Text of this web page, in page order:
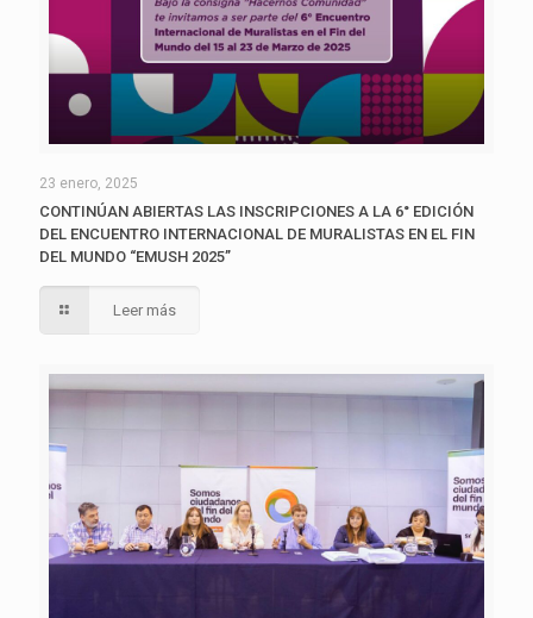
23 enero, 2025
CONTINÚAN ABIERTAS LAS INSCRIPCIONES A LA 6° EDICIÓN
DEL ENCUENTRO INTERNACIONAL DE MURALISTAS EN EL FIN
DEL MUNDO “EMUSH 2025”
Leer más